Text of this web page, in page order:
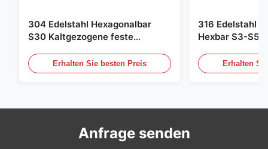
304 Edelstahl Hexagonalbar
S30 Kaltgezogene feste
bearbeitete Befestigungsstücke
Erhalten Sie besten Preis
316 Edelstahl
Hexbar S3-S50
IndustrieErhalten
Anfrage senden